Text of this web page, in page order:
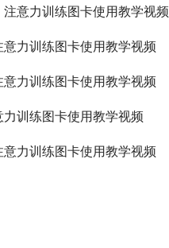
意力训练图卡使用教学视频
力训练图卡使用教学视频
力训练图卡使用教学视频
训练图卡使用教学视频
力训练图卡使用教学视频